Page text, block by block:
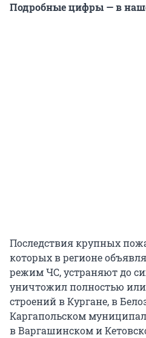
Подробные цифры — в
Последствия крупных
которых в регионе
режим ЧС, устраняют до
уничтожил полностью
строений в Кургане, в
Каргапольском
в Варгашинском и